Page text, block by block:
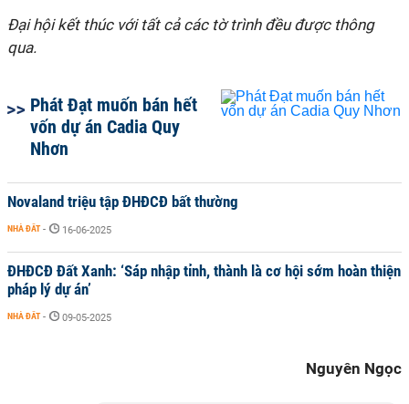
Đại hội kết thúc với tất cả các tờ trình đều được thông
qua.
Phát Đạt muốn bán hết
vốn dự án Cadia Quy
Nhơn
Novaland triệu tập ĐHĐCĐ bất thường
NHÀ ĐẤT - 16-06-2025
ĐHĐCĐ Đất Xanh: ‘Sáp nhập tỉnh, thành là cơ hội sớm hoàn thiện
pháp lý dự án’
NHÀ ĐẤT - 09-05-2025
Nguyên Ngọc